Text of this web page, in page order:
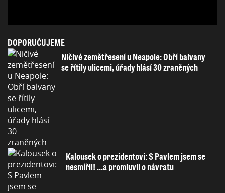
DOPORUČUJEME
Ničivé zemětřesení u Neapole: Obří balvany
se řítily ulicemi, úřady hlásí 30 zraněných
Kalousek o prezidentovi: S Pavlem jsem se
nesmířil! ...a promluvil o návratu